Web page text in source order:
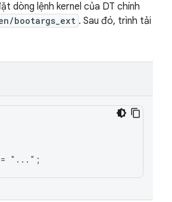
dòng lệnh kernel của DT chính
bootargs_ext . Sau đó, trình tải
"...";